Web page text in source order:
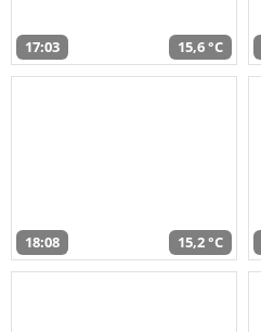
17:03 15,6 °C
18:08 15,2 °C